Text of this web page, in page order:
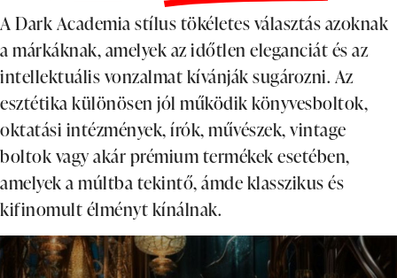
A Dark Academia stílus tökéletes választás azoknak
a márkáknak, amelyek az időtlen eleganciát és az
intellektuális vonzalmat kívánják sugározni. Az
esztétika különösen jól működik könyvesboltok,
oktatási intézmények, írók, művészek, vintage
boltok vagy akár prémium termékek esetében,
amelyek a múltba tekintő, ámde klasszikus és
kifinomult élményt kínálnak.